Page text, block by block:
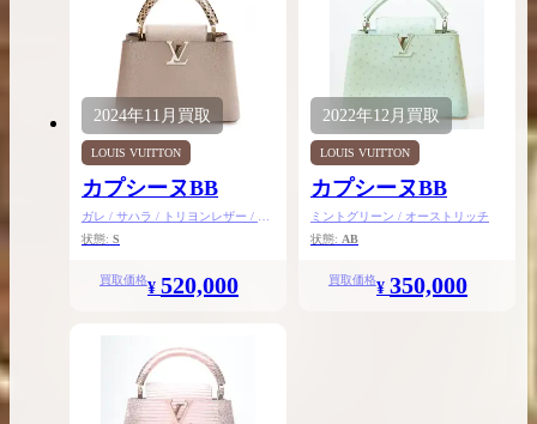
2024年11月 買取
LOUIS VUITTON
カプシーヌBB
ガレ / サハラ / トリヨンレザー / ク
ロコダイル
状態: S
買取価格¥ 520,000
2022年12月 買取
LOUIS VUITTON
カプシーヌBB
ミントグリーン / オーストリッチ
状態: AB
買取価格¥ 350,000